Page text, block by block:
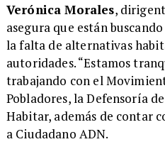
Verónica Morales,
asegura que están
la falta de alternativas
autoridades. “Estamos
trabajando con el
Pobladores, la Defensoría
Habitar, además de contar
a Ciudadano ADN.